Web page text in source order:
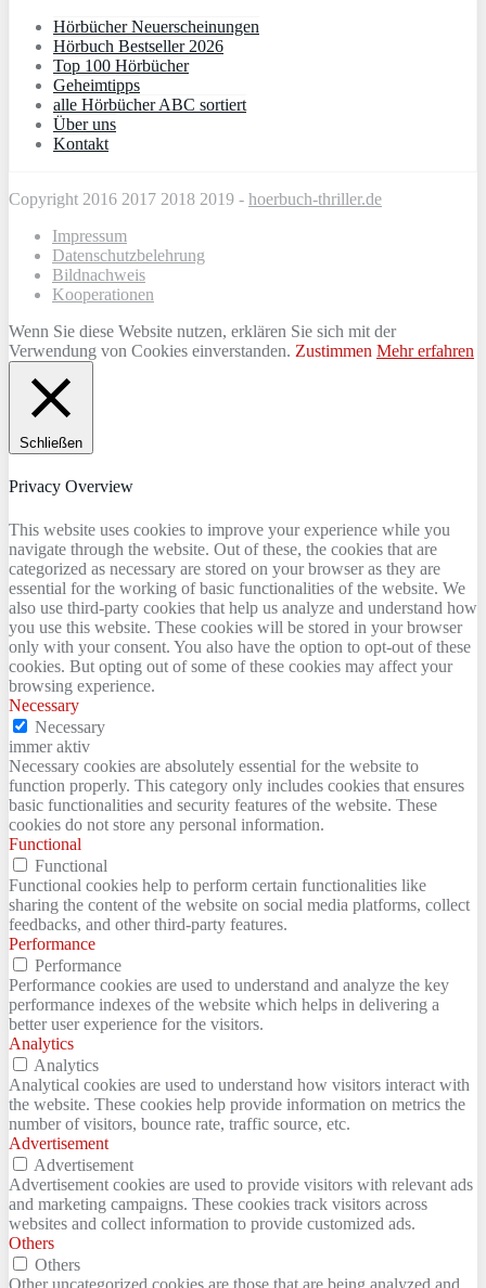
Hörbücher Neuerscheinungen
Hörbuch Bestseller 2026
Top 100 Hörbücher
Geheimtipps
alle Hörbücher ABC sortiert
Über uns
Kontakt
Copyright 2016 2017 2018 2019 - hoerbuch-thriller.de
Impressum
Datenschutzbelehrung
Bildnachweis
Kooperationen
Wenn Sie diese Website nutzen, erklären Sie sich mit der
Verwendung von Cookies einverstanden. Zustimmen Mehr erfahren
Schließen
Privacy Overview
This website uses cookies to improve your experience while you
navigate through the website. Out of these, the cookies that are
categorized as necessary are stored on your browser as they are
essential for the working of basic functionalities of the website. We
also use third-party cookies that help us analyze and understand how
you use this website. These cookies will be stored in your browser
only with your consent. You also have the option to opt-out of these
cookies. But opting out of some of these cookies may affect your
browsing experience.
Necessary
Necessary
immer aktiv
Necessary cookies are absolutely essential for the website to
function properly. This category only includes cookies that ensures
basic functionalities and security features of the website. These
cookies do not store any personal information.
Functional
Functional
Functional cookies help to perform certain functionalities like
sharing the content of the website on social media platforms, collect
feedbacks, and other third-party features.
Performance
Performance
Performance cookies are used to understand and analyze the key
performance indexes of the website which helps in delivering a
better user experience for the visitors.
Analytics
Analytics
Analytical cookies are used to understand how visitors interact with
the website. These cookies help provide information on metrics the
number of visitors, bounce rate, traffic source, etc.
Advertisement
Advertisement
Advertisement cookies are used to provide visitors with relevant ads
and marketing campaigns. These cookies track visitors across
websites and collect information to provide customized ads.
Others
Others
Other uncategorized cookies are those that are being analyzed and